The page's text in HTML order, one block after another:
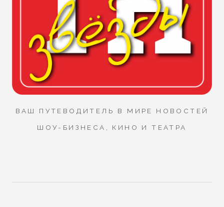
ВАШ ПУТЕВОДИТЕЛЬ В МИРЕ НОВОСТЕЙ
ШОУ-БИЗНЕСА, КИНО И ТЕАТРА